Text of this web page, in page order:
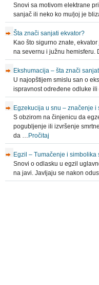
Snovi sa motivom elektrane
sanjač ili neko ko mu/joj je
Šta znači sanjati ekvator?
Kao što sigurno znate,
na severnu i južnu hemisferu.
Ekshumacija – šta znači
U najopštijem smislu san o
ispravnost određene odluke
Egzekucija u snu – značenje i
S obzirom na činjenicu da
pogubljenje ili izvršenje
da … Pročitaj
Egzil – Tumačenje i simbolika
Snovi o odlasku u egzil
na javi. Javljaju se nakon